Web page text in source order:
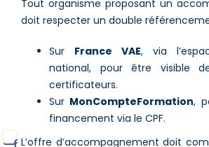
Tout organisme proposant un
doit respecter un double
Sur France VAE, via
national, pour être visible
certificateurs.
Sur MonCompteFormation,
financement via le CPF.
L’offre d’accompagnement doit